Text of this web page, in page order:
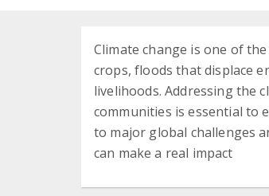
Climate change is one of
crops, floods that displace
livelihoods. Addressing the
communities is essential to
to major global challenges
can make a real impact